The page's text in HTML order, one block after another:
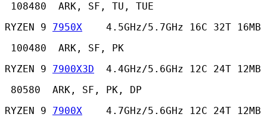
108480  ARK, SF, TU, TUE
RYZEN 9 7950X
4.5GHz/5.7GHz 16C 32T 16MB
100480  ARK, SF, PK
RYZEN 9 7900X3D
4.4GHz/5.6GHz 12C 24T 12MB
80580  ARK, SF, PK, DP
RYZEN 9 7900X
4.7GHz/5.6GHz 12C 24T 12MB